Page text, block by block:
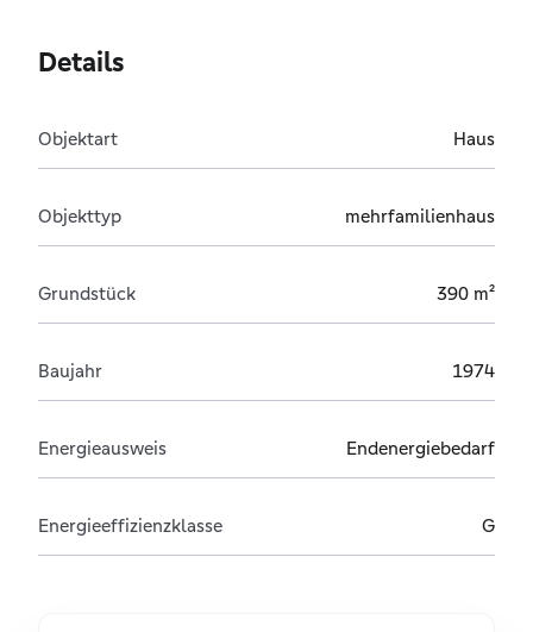
Details
Objektart Haus
Objekttyp mehrfamilienhaus
Grundstück 390 m²
Baujahr 1974
Energieausweis Endenergiebedarf
Energieeffizienzklasse G